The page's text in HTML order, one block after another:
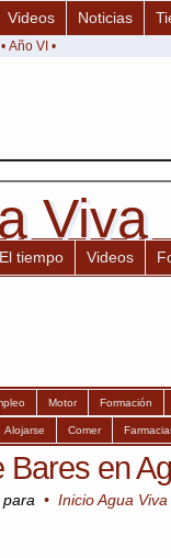
Videos Noticias
• Año VI •
Viva
Viva
El tiempo Videos
Motor Formación
Alojarse Comer
Bares en
• Inicio Agua Viva